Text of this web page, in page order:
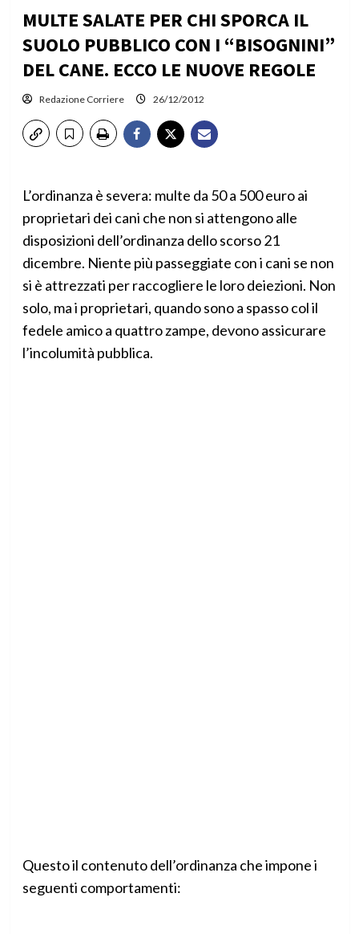
MULTE SALATE PER CHI SPORCA IL
SUOLO PUBBLICO CON I “BISOGNINI”
DEL CANE. ECCO LE NUOVE REGOLE
Redazione Corriere 26/12/2012
L’ordinanza è severa: multe da 50 a 500 euro ai
proprietari dei cani che non si attengono alle
disposizioni dell’ordinanza dello scorso 21
dicembre. Niente più passeggiate con i cani se non
si è attrezzati per raccogliere le loro deiezioni. Non
solo, ma i proprietari, quando sono a spasso col il
fedele amico a quattro zampe, devono assicurare
l’incolumità pubblica.
Questo il contenuto dell’ordinanza che impone i
seguenti comportamenti: